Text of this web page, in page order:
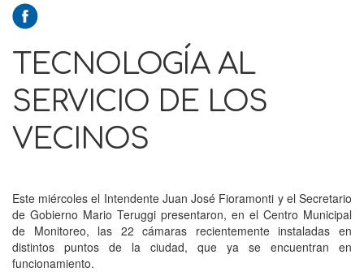
TECNOLOGÍA AL
SERVICIO DE LOS
VECINOS
Este miércoles el Intendente Juan José Fioramonti y el Secretario
de Gobierno Mario Teruggi presentaron, en el Centro Municipal
de Monitoreo, las 22 cámaras recientemente instaladas en
distintos puntos de la ciudad, que ya se encuentran en
funcionamiento.